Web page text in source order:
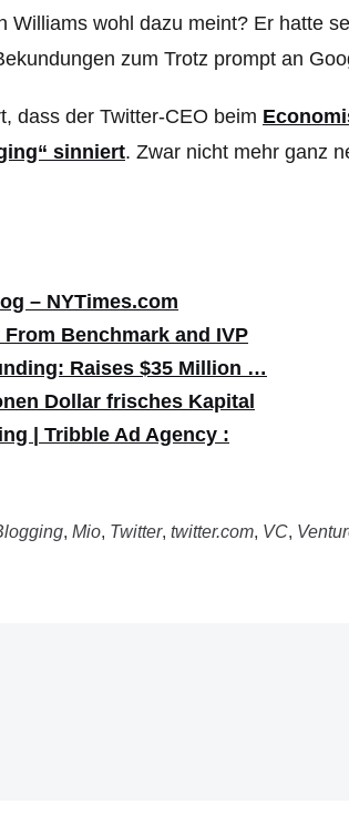
Williams wohl dazu meint? Er hatte
zum Trotz prompt an
dass der Twitter-CEO beim
sinniert. Zwar nicht mehr ganz
– NYTimes.com
Benchmark and IVP
Raises $35 Million …
Dollar frisches Kapital
| Tribble Ad Agency :
, Mio, Twitter, twitter.com, VC,